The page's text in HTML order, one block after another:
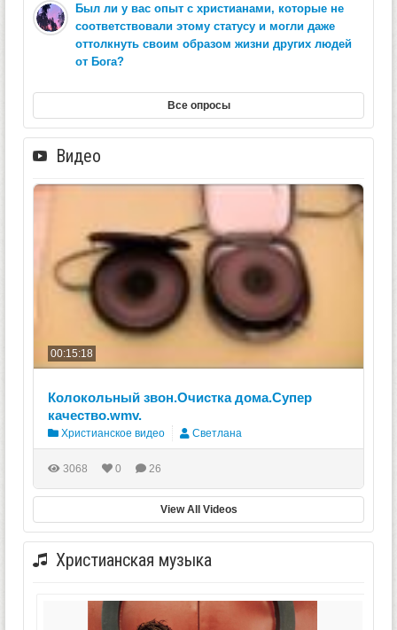
Был ли у вас опыт с христианами, которые не
соответствовали этому статусу и могли даже
оттолкнуть своим образом жизни других людей
от Бога?
Все опросы
Видео
00:15:18
Колокольный звон.Очистка дома.Супер
качество.wmv.
Христианское видео Светлана
3068 0 26
View All Videos
Христианская музыка